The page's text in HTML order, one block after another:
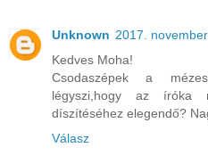
Unknown 2017.
Kedves Moha!
Csodaszépek a
légyszi,hogy az íróka
díszítéséhez elegendő?
Válasz